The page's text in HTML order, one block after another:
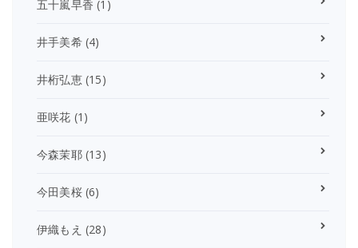
五十嵐早香 (1)
井手美希(4)
井桁弘恵(15)
亜咲花 (1)
今森茉耶(13)
今田美桜(6)
伊織もえ (28)